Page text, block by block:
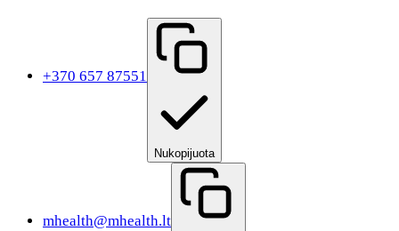
+370 657 87551
Nukopijuota
mhealth@mhealth.lt